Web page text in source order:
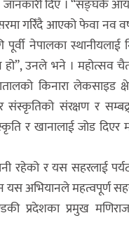
दिए । “सङ्घकै
गरिँदै आएको फेवा नव
नेपालका स्थानीयलाई
हो”, उनले भने । महोत्सव
किनारा लेकसाइड
संरक्षण र
र खानालाई जोड दिएर
रहेको र यस सहरलाई
यस अभियानले महत्वपूर्ण
प्रदेशका प्रमुख